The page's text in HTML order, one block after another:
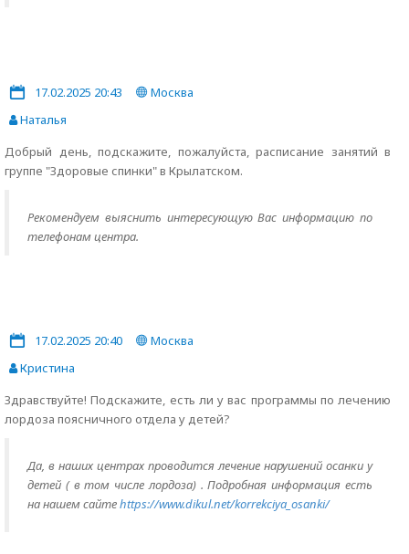
17.02.2025 20:43
Москва
Наталья
Добрый день, подскажите, пожалуйста, расписание занятий в
группе "Здоровые спинки" в Крылатском.
Рекомендуем выяснить интересующую Вас информацию по
телефонам центра.
17.02.2025 20:40
Москва
Кристина
Здравствуйте! Подскажите, есть ли у вас программы по лечению
лордоза поясничного отдела у детей?
Да, в наших центрах проводится лечение нарушений осанки у
детей ( в том числе лордоза) . Подробная информация есть
на нашем сайтеhttps://www.dikul.net/korrekciya_osanki/